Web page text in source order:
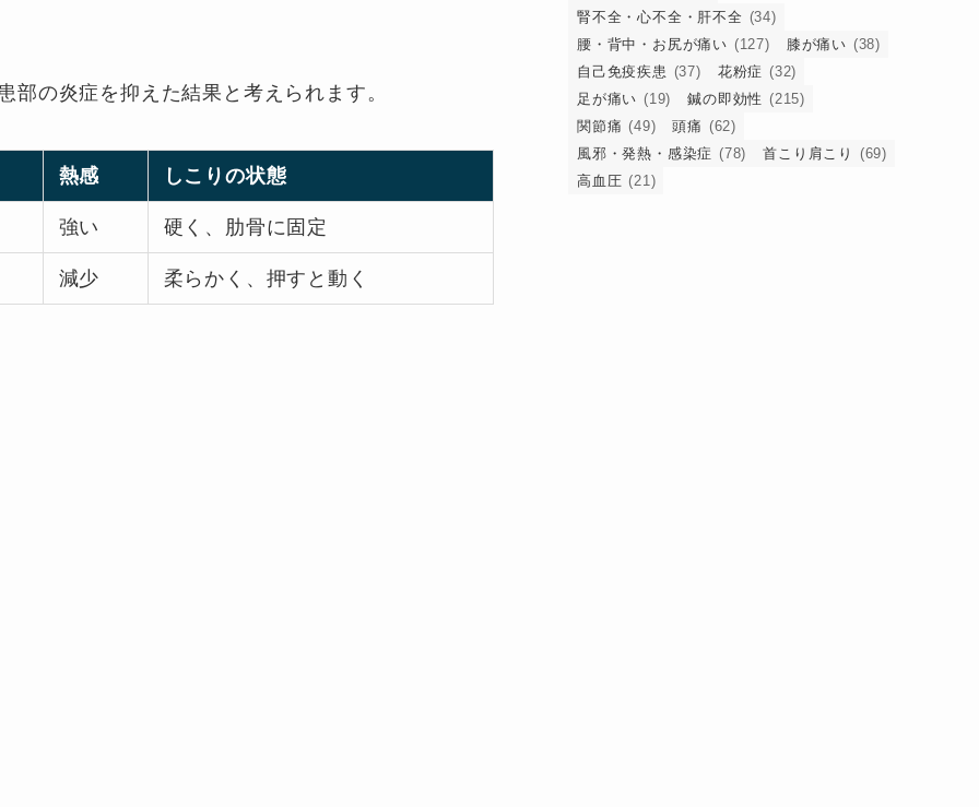
の炎症を抑えた結果と考えられます。
熱感 しこりの状態
強い 硬く、肋骨に固定
減少 柔らかく、押すと動く
腎不全・心不全・肝不全 (34)
腰・背中・お尻が痛い (127) 膝が痛い (38)
自己免疫疾患 (37) 花粉症 (32)
足が痛い (19) 鍼の即効性 (215)
関節痛 (49) 頭痛 (62)
風邪・発熱・感染症 (78) 首こり肩こり
(69)
高血圧 (21)